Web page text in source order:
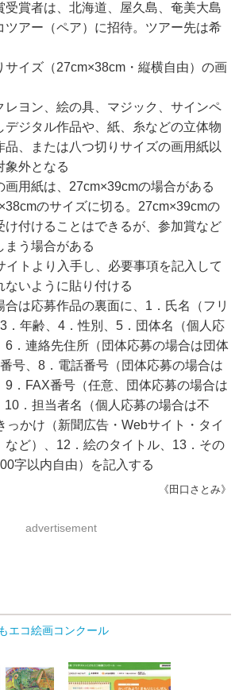
賞者は、北海道、屋久島、奄美大島
ツアー（ペア）に招待。ツアー先は希
サイズ（27cm×38cm・縦横自由）の画
ヨン、絵の具、マジック、サインペ
デジタル作品や、紙、糸などの立体物
品、または八つ切りサイズの画用紙以
象外となる
用紙は、27cm×39cmの場合がある
のサイズに切る。27cm×39cmの
け付けることはできるが、参加賞など
まう場合がある
トより入手し、必要事項を記入して
ないように貼り付ける
は応募作品の裏面に、1．氏名（フリ
．年齢、4．性別、5．団体名（個人応
6．連絡先住所（団体応募の場合は団体
号、8．電話番号（団体応募の場合は
9．FAX番号（任意、団体応募の場合は
10．担当者名（個人応募の場合は不
っかけ（新聞広告・Webサイト・タイ
など）、12．絵のタイトル、13．その
字以内自由）を記入する
《田口さとみ》
advertisement
エコ絵画コンクール